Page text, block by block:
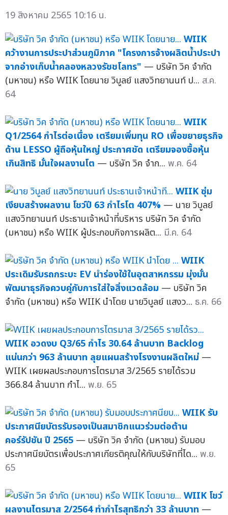
19 สิงหาคม 2565 10:16 น.
WIIK
คว้างานการประปาส่วนภูมิภาค "โครงการจ้างผลิตน้ำประปา
จากอ่างเก็บน้ำคลองหลวงรัชชโลทร" — บริษัท วิค จำกัด
(มหาชน) หรือ WIIK โดยนาย วิบูลย์ แสงวิทยานนท์ ป... ส.ค.
64
WIIK
Q1/2564 กำไรต่อเนื่อง เตรียมเพิ่มทุน RO เพื่อขยายธุรกิจ
ด้าน LESSO ผู้ถือหุ้นใหญ่ ประกาศชัด เตรียมจองซื้อหุ้น
เกินสิทธิ มั่นใจผลงานโต — บริษัท วิค จำก... พ.ค. 64
WIIK ซุ่ม
เงียบสร้างผลงาน โชว์ปี 63 กำไรโต 407% — นาย วิบูลย์
แสงวิทยานนท์ ประธานเจ้าหน้าที่บริหาร บริษัท วิค จำกัด
(มหาชน) หรือ WIIK ผู้ประกอบกิจการผลิต... มี.ค. 64
WIIK
ประเดิมรับรถกระบะ EV นำร่องใช้ในอุตสาหกรรม มุ่งมั่น
พัฒนาธุรกิจควบคู่กับการใส่ใจสิ่งแวดล้อม — บริษัท วิค
จำกัด (มหาชน) หรือ WIIK นำโดย นายวิบูลย์ แสงว... ธ.ค. 66
WIIK อวดงบ Q3/65 กำไร 30.64 ล้านบาท Backlog
แน่นกว่า 963 ล้านบาท ลุยแผนสร้างโรงงานผลิตใหม่ —
WIIK เผยผลประกอบการไตรมาส 3/2565 รายได้รวม
366.84 ล้านบาท กำไ... พ.ย. 65
WIIK รับ
ประกาศนียบัตรรับรองเป็นสมาชิกแนวร่วมต่อต้าน
คอร์รัปชัน ปี 2565 — บริษัท วิค จำกัด (มหาชน) รับมอบ
ประกาศนียบัตรเพื่อประกาศเกียรติคุณให้กับบริษัทที่ได... พ.ย.
65
WIIK โชว์
ผลงานไตรมาส 2/2564 ทำกำไรสุทธิกว่า 33 ล้านบาท —